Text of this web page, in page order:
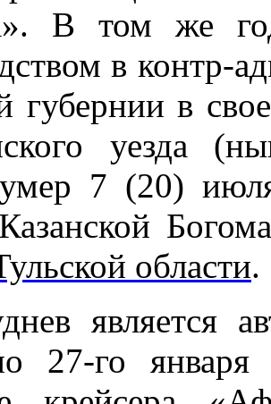
В том же
в контр-
губернии в
уезда
7 (20)
области.
является
27-го